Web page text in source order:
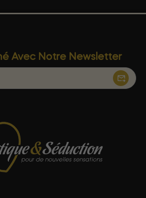
Avec Notre Newsletter